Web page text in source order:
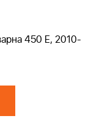
450 E, 2010-